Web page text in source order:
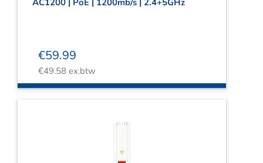
AC1200 | PoE | 1200mb/s | 2.4+5GHz
€59.99
€49.58ex.btw